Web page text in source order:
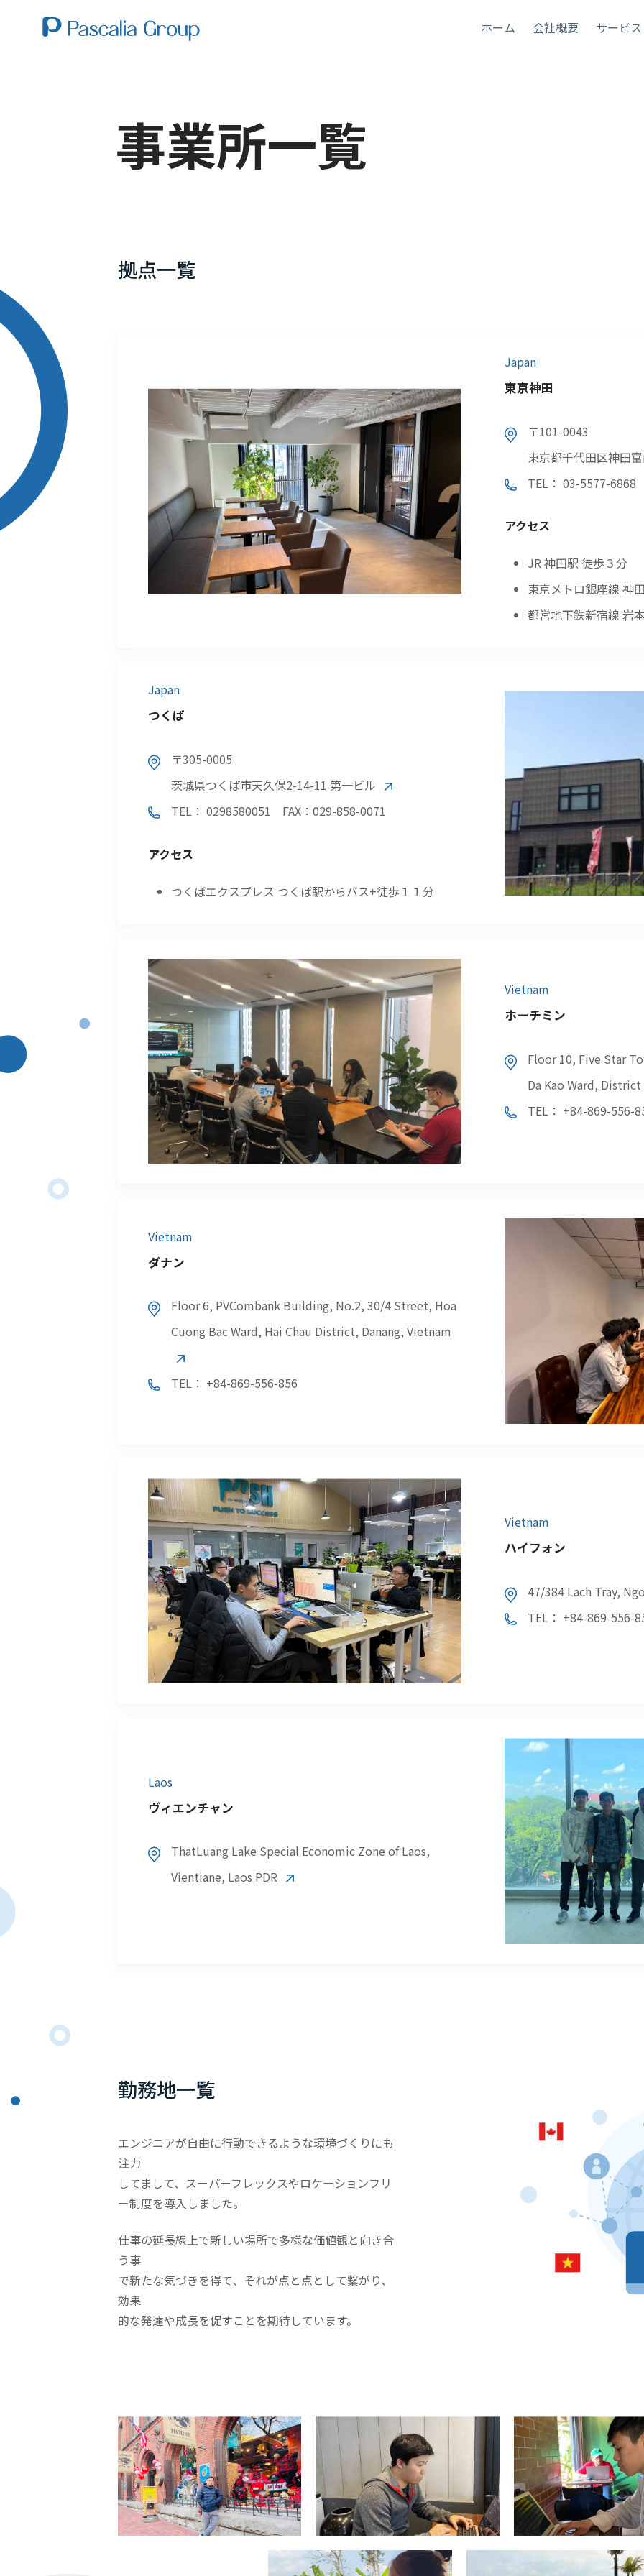
ホーム 会社概要 サービス
事業所一覧
拠点一覧
Japan
東京神田
〒101-0043
東京都千代田区神
TEL： 03-5577-6868
アクセス
JR 神田駅 徒歩３分
東京メトロ銀座線 神
都営地下鉄新宿線 岩
Japan
つくば
〒305-0005
茨城県つくば市天久保2-14-11 第一ビル
TEL： 0298580051
FAX：029-858-0071
アクセス
つくばエクスプレス つくば駅からバス+徒歩１１分
Vietnam
ホーチミン
Floor 10, Five Star
Da Kao Ward,
TEL： +84-869-556-
Vietnam
ダナン
Floor 6, PVCombank Building, No.2, 30/4 Street, Hoa
Cuong Bac Ward, Hai Chau District, Danang, Vietnam
TEL： +84-869-556-856
Vietnam
ハイフォン
47/384 Lach Tray,
TEL： +84-869-556-
Laos
ヴィエンチャン
ThatLuang Lake Special Economic Zone of Laos,
Vientiane, Laos PDR
勤務地一覧
エンジニアが自由に行動できるような環境づくりにも
注力
してまして、スーパーフレックスやロケーションフリ
ー制度を導入しました。
仕事の延長線上で新しい場所で多様な価値観と向き合
う事
で新たな気づきを得て、それが点と点として繋がり、
効果
的な発達や成長を促すことを期待しています。